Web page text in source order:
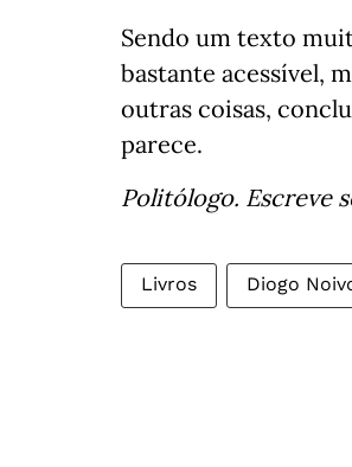
Sendo um texto
bastante acessível,
outras coisas,
parece.
Politólogo. Escreve
Livros Diogo